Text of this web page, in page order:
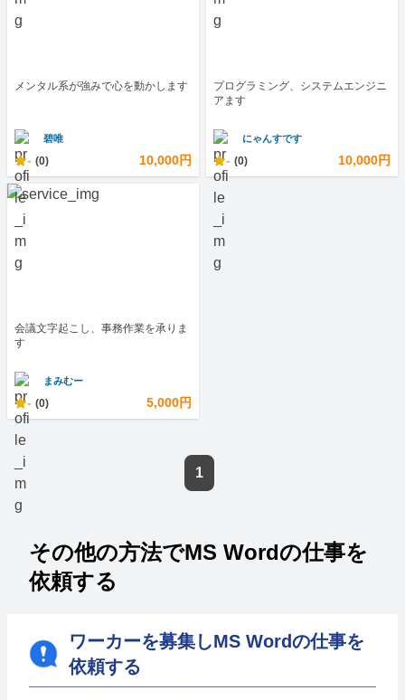
メンタル系が強みで心を動かします
碧唯
- (0) 10,000円
プログラミング、システムエンジニ
アます
にゃんすです
- (0) 10,000円
会議文字起こし、事務作業を承りま
す
まみむー
- (0) 5,000円
1
その他の方法でMS Wordの仕事を
依頼する
ワーカーを募集しMS Wordの仕事を
依頼する